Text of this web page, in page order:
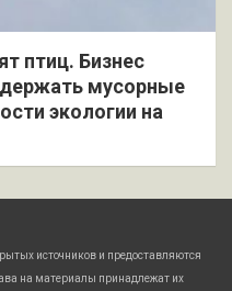
птиц. Бизнес
держать мусорные
экологии на
источников и предоставляются
на материалы принадлежат их